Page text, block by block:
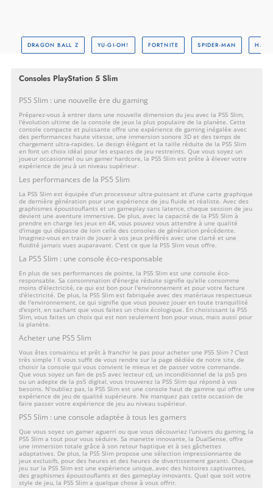
DRAGON BALL Z YU-GI-OH! FORTNITE SPIDER-MAN
Consoles PlayStation 5 Slim
PS5 Slim : une nouvelle ère du gaming
Préparez-vous à entrer dans une nouvelle dimension du jeu avec la PS5 Slim,
l'évolution ultime de la console de jeux la plus populaire de la planète. Cette
console compacte et puissante offre une expérience de gaming inégalée avec
des performances haute vitesse, une immersion sonore 3D et des temps de
chargement ultra-rapides. Le design élégant et la taille réduite de la PS5 Slim
en font un choix idéal pour les espaces de jeu restreints. Que vous soyez un
joueur occasionnel ou un gamer hardcore, la PS5 Slim est prête à élever votre
expérience de jeu à un niveau supérieur.
Les performances de la PS5 Slim
La PS5 Slim est équipée d'un processeur ultra-puissant et d'une carte graphique
de dernière génération pour une expérience de jeu fluide et réaliste. Avec des
graphismes époustouflants et un gameplay sans latence, chaque session de jeu
devient une aventure immersive. De plus, avec la capacité de la PS5 Slim à
prendre en charge les jeux en 4K, vous pouvez vous attendre à une qualité
d'image qui dépasse de loin celle des consoles de génération précédente.
Imaginez-vous en train de jouer à vos jeux préférés avec une clarté et une
fluidité jamais vues auparavant. C'est ce que la PS5 Slim vous offre.
La PS5 Slim : une console éco-responsable
En plus de ses performances de pointe, la PS5 Slim est une console éco-
responsable. Sa consommation d'énergie réduite signifie qu'elle consomme
moins d'électricité, ce qui est bon pour l'environnement et pour votre facture
d'électricité. De plus, la PS5 Slim est fabriquée avec des matériaux respectueux
de l'environnement, ce qui signifie que vous pouvez jouer en toute tranquillité
d'esprit, en sachant que vous faites un choix écologique. En choisissant la PS5
Slim, vous faites un choix qui est non seulement bon pour vous, mais aussi pour
la planète.
Acheter une PS5 Slim
Vous êtes convaincu et prêt à franchir le pas pour acheter une PS5 Slim ? C'est
très simple ! Il vous suffit de vous rendre sur la page dédiée de notre site, de
choisir la console qui vous convient le mieux et de passer votre commande.
Que vous soyez un fan de ps5 avec lecteur cd, un inconditionnel de la ps5 pro
ou un adepte de la ps5 digital , vous trouverez la PS5 Slim qui répond à vos
besoins. N'oubliez pas, la PS5 Slim est une console haut de gamme qui offre une
expérience de jeu de qualité supérieure. Ne manquez pas cette occasion de
faire passer votre expérience de jeu au niveau supérieur.
PS5 Slim : une console adaptée à tous les gamers
Que vous soyez un gamer aguerri ou que vous découvriez l'univers du gaming, la
PS5 Slim a tout pour vous séduire. Sa manette innovante, la DualSense, offre
une immersion totale grâce à son retour haptique et à ses gâchettes
adaptatives. De plus, la PS5 Slim propose une sélection impressionnante de
jeux exclusifs, pour des heures et des heures de divertissement garanti. Chaque
jeu sur la PS5 Slim est une expérience unique, avec des histoires captivantes,
des graphismes époustouflants et des gameplay innovants. Quel que soit votre
style de jeu, la PS5 Slim a quelque chose à vous offrir.